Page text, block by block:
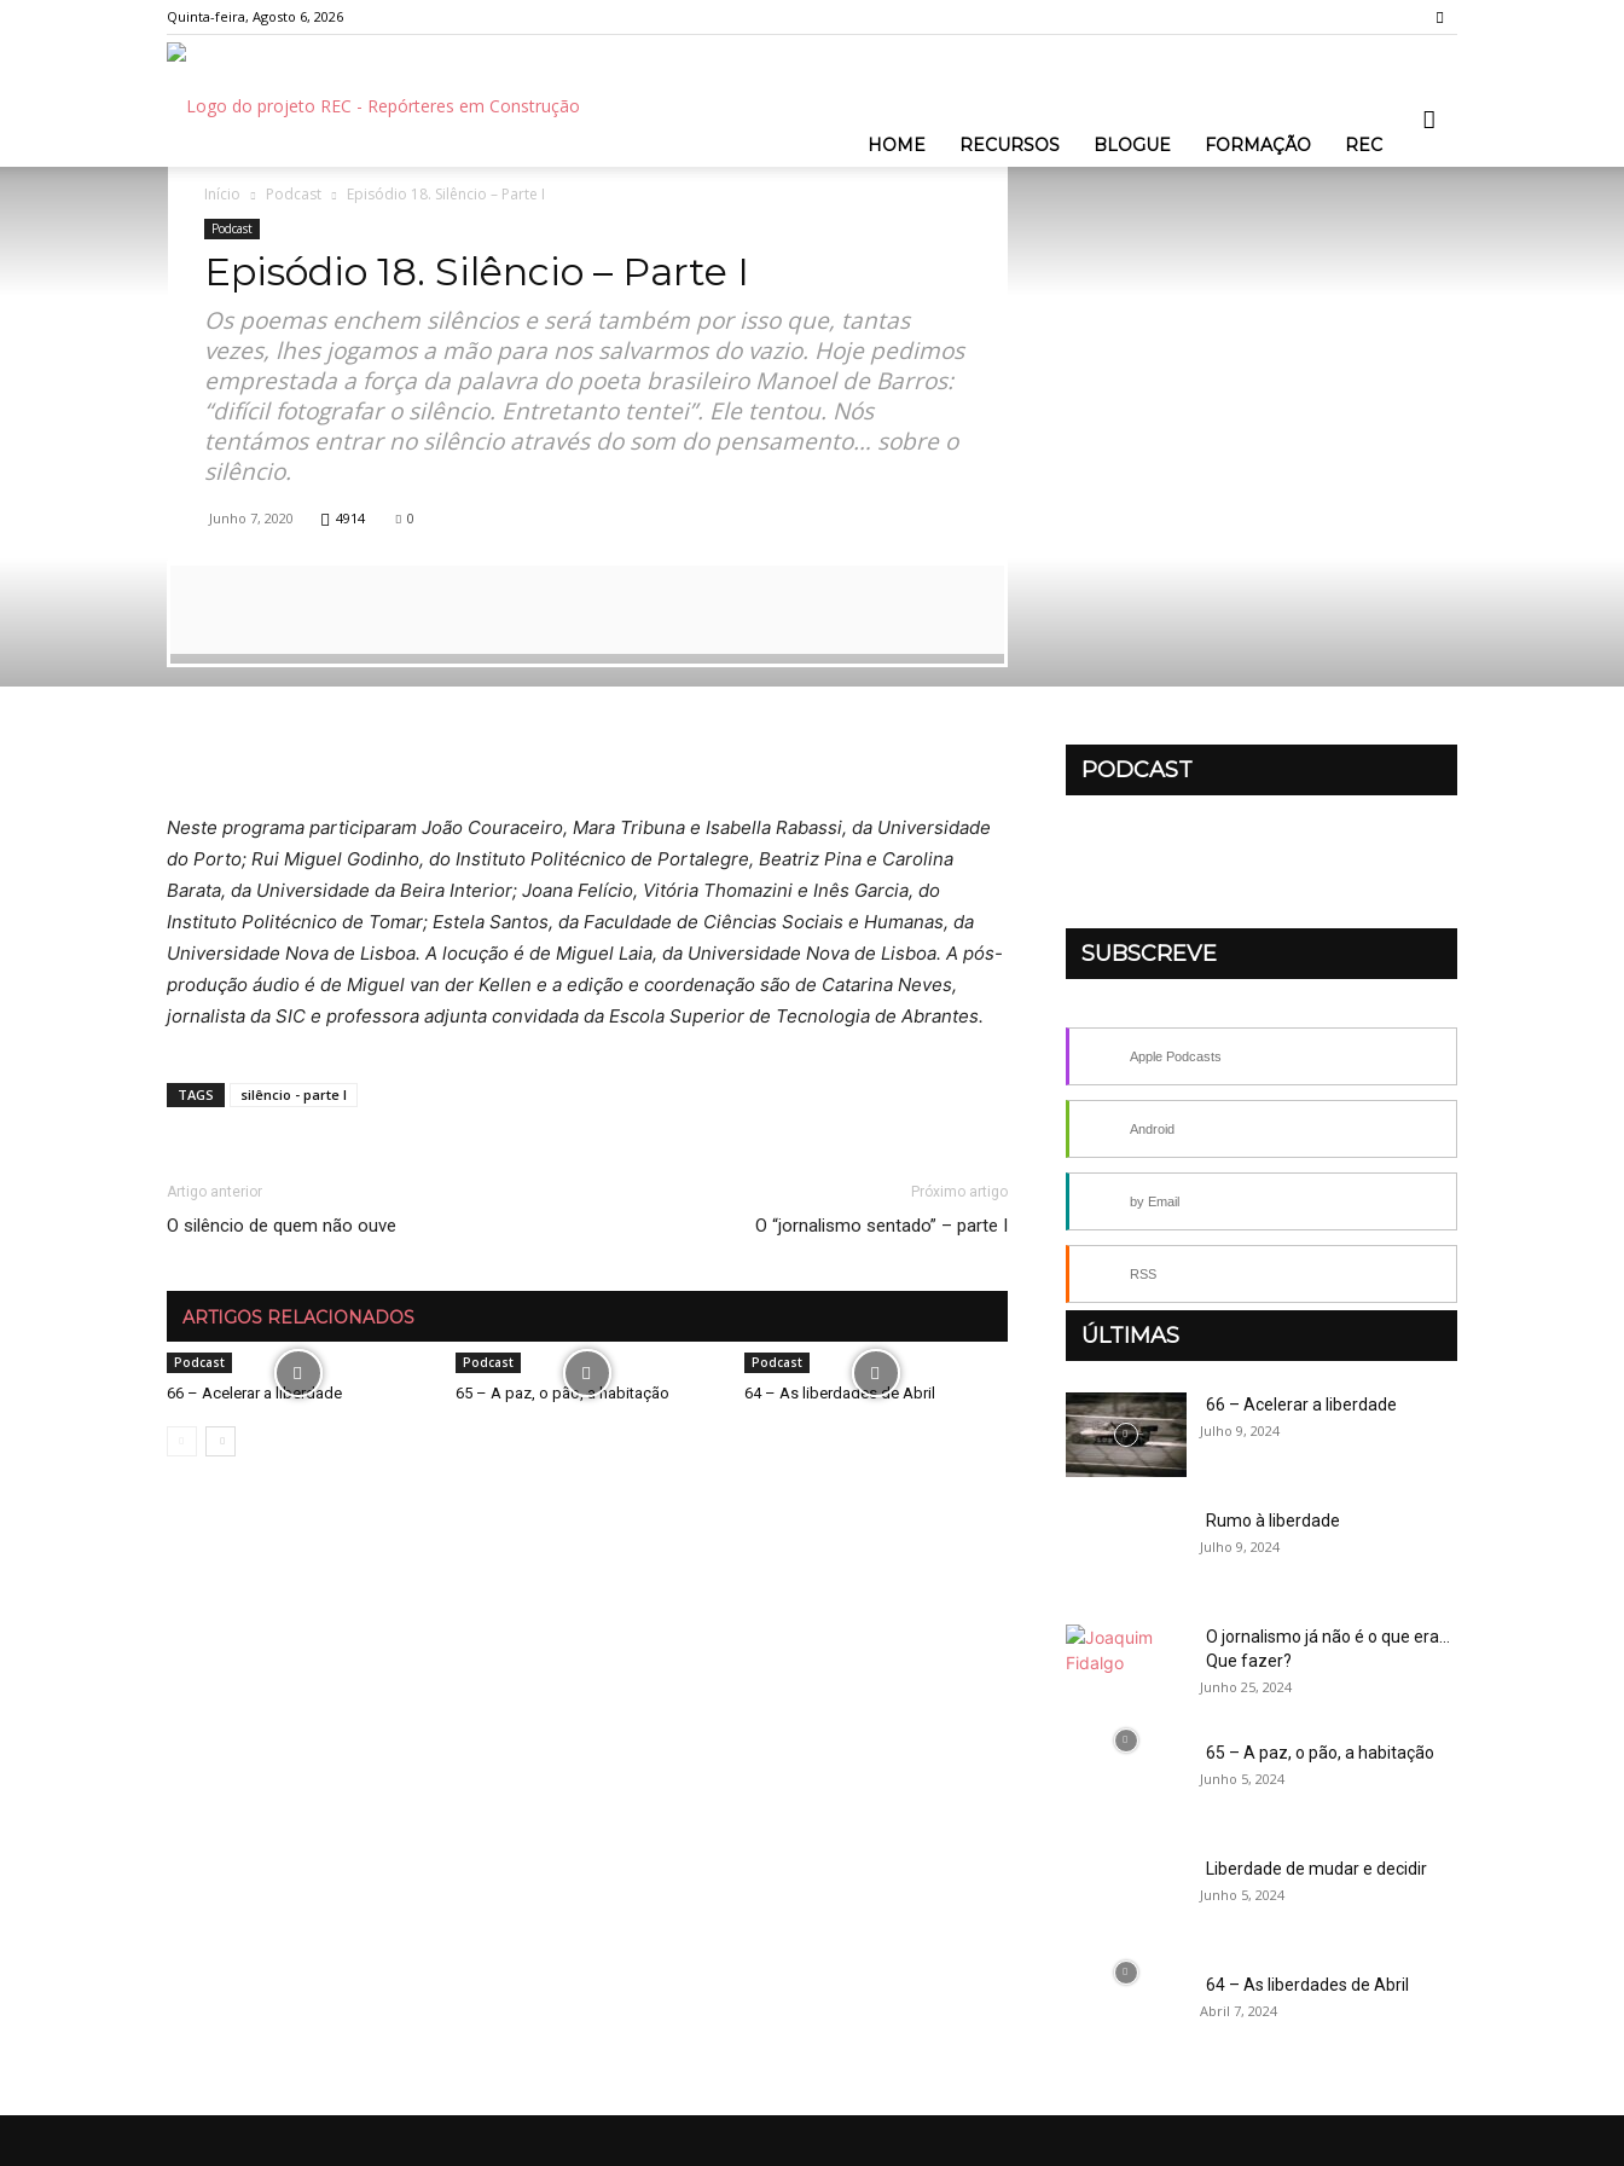
Quinta-feira, Agosto 6, 2026
HOME RECURSOS BLOGUE FORMAÇÃO REC
Início Podcast Episódio 18. Silêncio – Parte I
Podcast
Episódio 18. Silêncio – Parte I
Os poemas enchem silêncios e será também por isso que, tantas
vezes, lhes jogamos a mão para nos salvarmos do vazio. Hoje pedimos
emprestada a força da palavra do poeta brasileiro Manoel de Barros:
“difícil fotografar o silêncio. Entretanto tentei”. Ele tentou. Nós
tentámos entrar no silêncio através do som do pensamento… sobre o
silêncio.
Junho 7, 2020 4914 0
Neste programa participaram João Couraceiro, Mara Tribuna e Isabella Rabassi, da Universidade
do Porto; Rui Miguel Godinho, do Instituto Politécnico de Portalegre, Beatriz Pina e Carolina
Barata, da Universidade da Beira Interior; Joana Felício, Vitória Thomazini e Inês Garcia, do
Instituto Politécnico de Tomar; Estela Santos, da Faculdade de Ciências Sociais e Humanas, da
Universidade Nova de Lisboa. A locução é de Miguel Laia, da Universidade Nova de Lisboa. A pós-
produção áudio é de Miguel van der Kellen e a edição e coordenação são de Catarina Neves,
jornalista da SIC e professora adjunta convidada da Escola Superior de Tecnologia de Abrantes.
TAGS silêncio - parte I
Artigo anterior
O silêncio de quem não ouve
Próximo artigo
O “jornalismo sentado” – parte I
ARTIGOS RELACIONADOS
Podcast
66 – Acelerar a liberdade
Podcast
65 – A paz, o pão, a habitação
Podcast
64 – As liberdades de Abril
PODCAST
SUBSCREVE
Apple Podcasts
Android
by Email
RSS
ÚLTIMAS
66 – Acelerar a liberdade
Julho 9, 2024
Rumo à liberdade
Julho 9, 2024
O jornalismo já não é o que era…
Que fazer?
Junho 25, 2024
65 – A paz, o pão, a habitação
Junho 5, 2024
Liberdade de mudar e decidir
Junho 5, 2024
64 – As liberdades de Abril
Abril 7, 2024